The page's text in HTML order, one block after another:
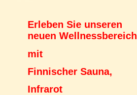
Erleben Sie unseren
neuen Wellnessbereich
mit
Finnischer Sauna,
Infrarot